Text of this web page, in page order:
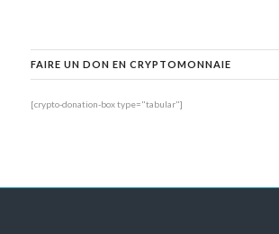
FAIRE UN DON EN CRYPTOMONNAIE
[crypto-donation-box type="tabular"]